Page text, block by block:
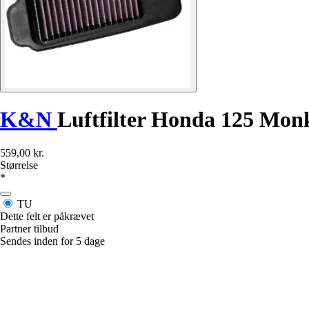
K&N Luftfilter Honda 125
559,00 kr.
Størrelse
*
TU
Dette felt er påkrævet
Partner tilbud
Sendes inden for 5 dage